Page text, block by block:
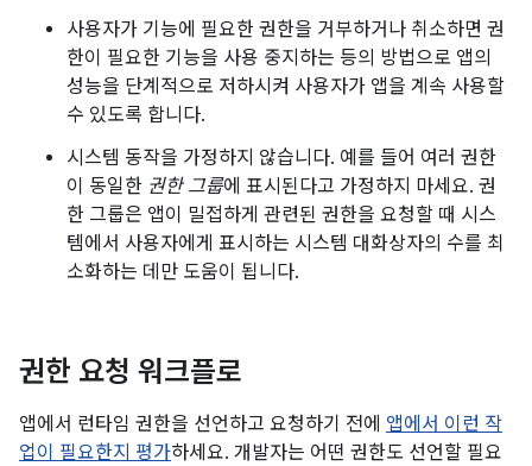
사용자가 기능에 필요한 권한을 거부하거나 취소하면 권
한이 필요한 기능을 사용 중지하는 등의 방법으로 앱의
성능을 단계적으로 저하시켜 사용자가 앱을 계속 사용할
수 있도록 합니다.
시스템 동작을 가정하지 않습니다. 예를 들어 여러 권한
이 동일한 권한 그룹에 표시된다고 가정하지 마세요. 권
한 그룹은 앱이 밀접하게 관련된 권한을 요청할 때 시스
템에서 사용자에게 표시하는 시스템 대화상자의 수를 최
소화하는 데만 도움이 됩니다.
권한 요청 워크플로
앱에서 런타임 권한을 선언하고 요청하기 전에 앱에서 이런 작
업이 필요한지 평가하세요. 개발자는 어떤 권한도 선언할 필요